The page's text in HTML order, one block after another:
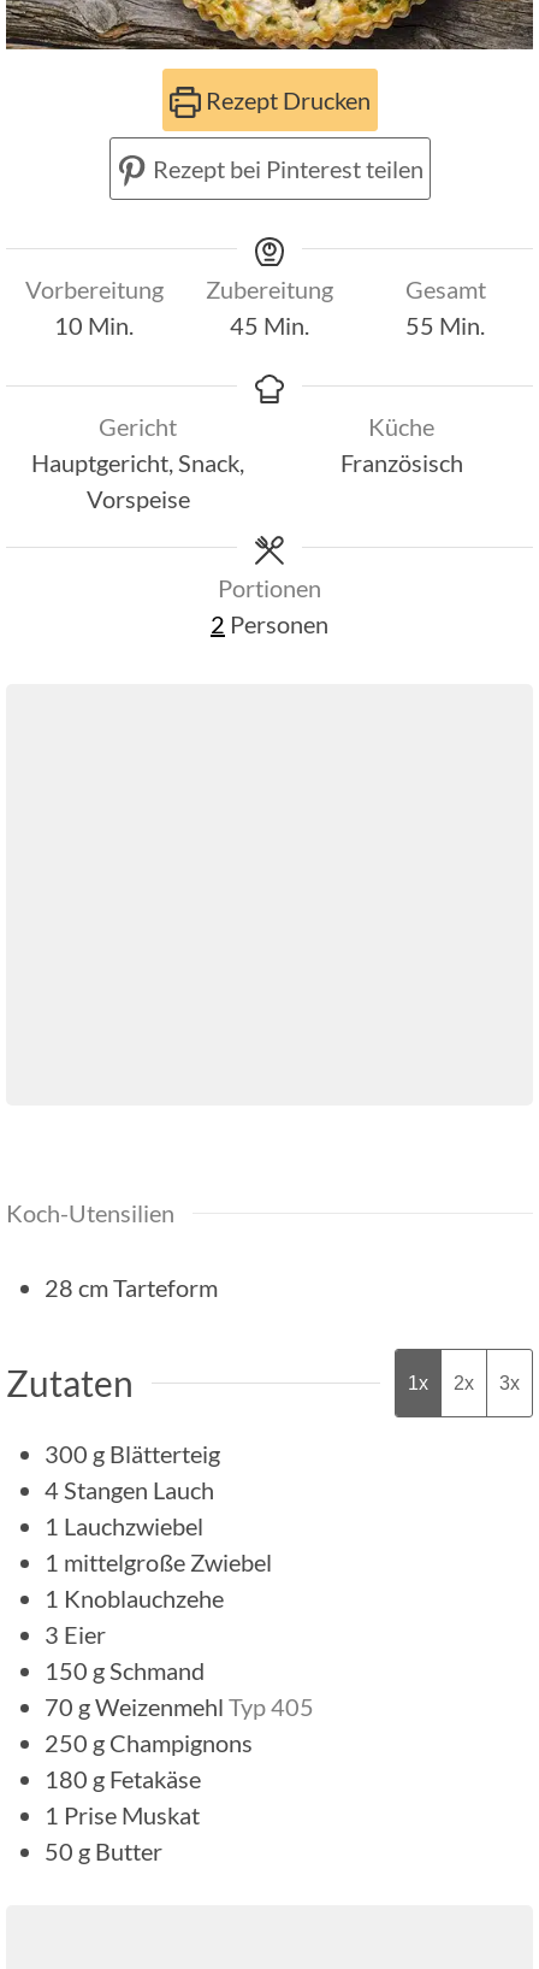
Rezept Drucken
Rezept bei Pinterest teilen
Vorbereitung
10 Minuten
Min.
Zubereitung
45 Minuten
Min.
Gesamt
55 Minuten
Min.
Gericht
Hauptgericht, Snack,
Vorspeise
Küche
Französisch
Portionen
2 Personen
Koch-Utensilien
28 cm Tarteform
Zutaten 1x 2x 3x
300 g Blätterteig
4Stangen Lauch
1 Lauchzwiebel
1 mittelgroße Zwiebel
1 Knoblauchzehe
3 Eier
150 gSchmand
70 gWeizenmehl Typ 405
250 g Champignons
180 g Fetakäse
1 Prise Muskat
50 g Butter